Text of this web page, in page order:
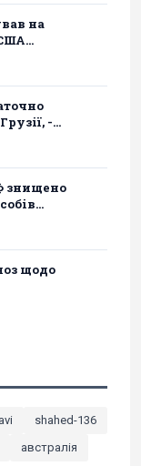
на
-...
знищено
щодо
shahed-136
австралія